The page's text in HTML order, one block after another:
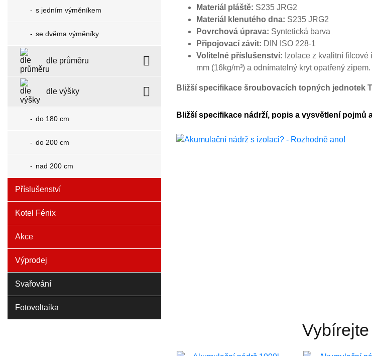
s jedním výměníkem
se dvěma výměníky
dle průměru
dle výšky
do 180 cm
do 200 cm
nad 200 cm
Příslušenství
Kotel Fénix
Akce
Výprodej
Svařování
Fotovoltaika
Materiál pláště: S235 JRG2
Materiál klenutého dna: S235 JRG2
Povrchová úprava: Syntetická barva
Připojovací závit: DIN ISO 228-1
Volitelné příslušenství: Izolace z kvalitní
mm (16kg/m³) a odnímatelný kryt opatřený zipem.
Bližší specifikace šroubovacích topných jednotek
Bližší specifikace nádrží, popis a vysvětlení pojmů